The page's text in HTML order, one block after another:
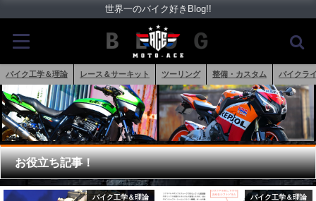
世界一のバイク好きBlog!!
バイク工学＆理論 レース＆サーキット ツーリング 整備・カスタム バイクラ
お役立ち記事！
バイク工学＆理論 バイク用品